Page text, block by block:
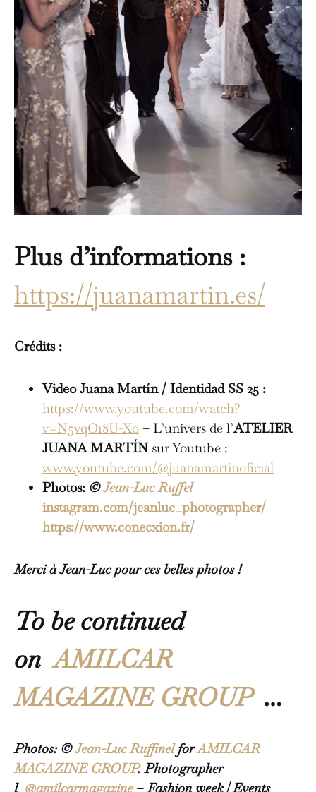
Plus d’informations :
https://juanamartin.es/
Crédits :
Video Juana Martín / Identidad SS 25 :
https://www.youtube.com/watch?
v=N5vqO18U-Xo – L’univers de l’ATELIER
JUANA MARTÍNsur Youtube :
www.youtube.com/@juanamartinoficial
Photos: ©Jean-Luc Ruffel
instagram.com/jeanluc_photographer/
https://www.conecxion.fr/
Merci à Jean-Luc pour ces belles photos !
To be continued
onAMILCAR
MAGAZINE GROUP …
Photos: ©Jean-Luc RuffinelforAMILCAR
MAGAZINE GROUP. Photographer
l @amilcarmagazine– Fashion week | Events